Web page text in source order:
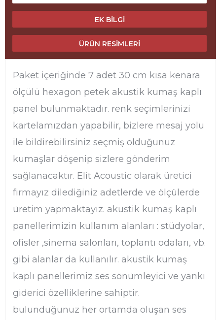
EK BILGI
ÜRÜN RESIMLERI
Paket içeriğinde 7 adet 30 cm kısa kenara
ölçülü hexagon petek akustik kumaş kaplı
panel bulunmaktadır. renk seçimlerinizi
kartelamızdan yapabilir, bizlere mesaj yolu
ile bildirebilirsiniz seçmiş olduğunuz
kumaşlar döşenip sizlere gönderim
sağlanacaktır. Elit Acoustic olarak üretici
firmayız dilediğiniz adetlerde ve ölçülerde
üretim yapmaktayız. akustik kumaş kaplı
panellerimizin kullanım alanları : stüdyolar,
ofisler ,sinema salonları, toplantı odaları, vb.
gibi alanlar da kullanılır. akustik kumaş
kaplı panellerimiz ses sönümleyici ve yankı
giderici özelliklerine sahiptir.
bulunduğunuz her ortamda oluşan ses